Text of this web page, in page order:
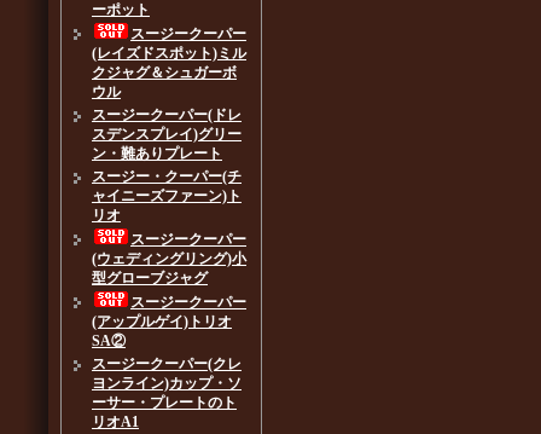
ーポット
スージークーパー
(レイズドスポット)ミル
クジャグ＆シュガーボ
ウル
スージークーパー(ドレ
スデンスプレイ)グリー
ン・難ありプレート
スージー・クーパー(チ
ャイニーズファーン)ト
リオ
スージークーパー
(ウェディングリング)小
型グローブジャグ
スージークーパー
(アップルゲイ)トリオ
SA②
スージークーパー(クレ
ヨンライン)カップ・ソ
ーサー・プレートのト
リオA1